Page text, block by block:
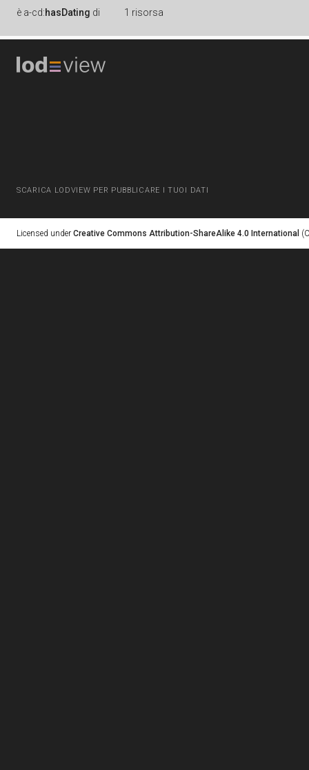
è a-cd:hasDating di 1 risorsa
SCARICA LODVIEW PER PUBBLICARE I TUOI DATI
Licensed under Creative Commons Attribution-ShareAlike 4.0 International